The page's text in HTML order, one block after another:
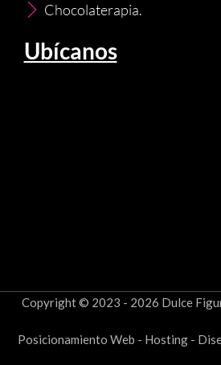
Chocolaterapia.
Ubícanos
Copyright © 2023 - 2026 Dulce
Posicionamiento Web - Hosting -